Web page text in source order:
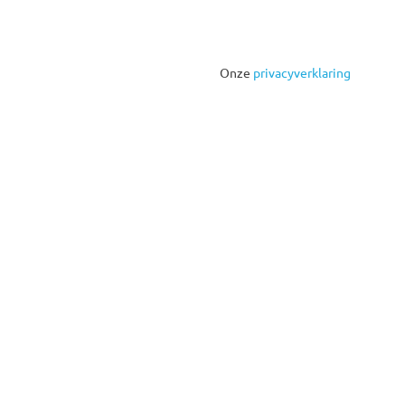
Onze privacyverklaring